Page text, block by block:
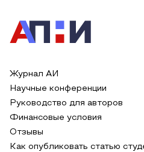
Журнал АИ
Научные конференции
Руководство для авторов
Финансовые условия
Отзывы
Как опубликовать статью